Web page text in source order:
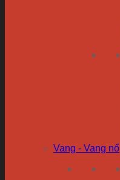
Vang - Vang nổ